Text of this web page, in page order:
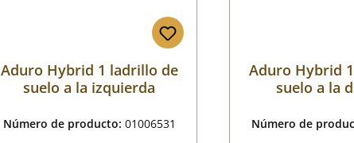
Aduro Hybrid 1 ladrillo de
suelo a la izquierda
Número de producto: 01006531
Aduro Hybrid
suelo a la
Número de